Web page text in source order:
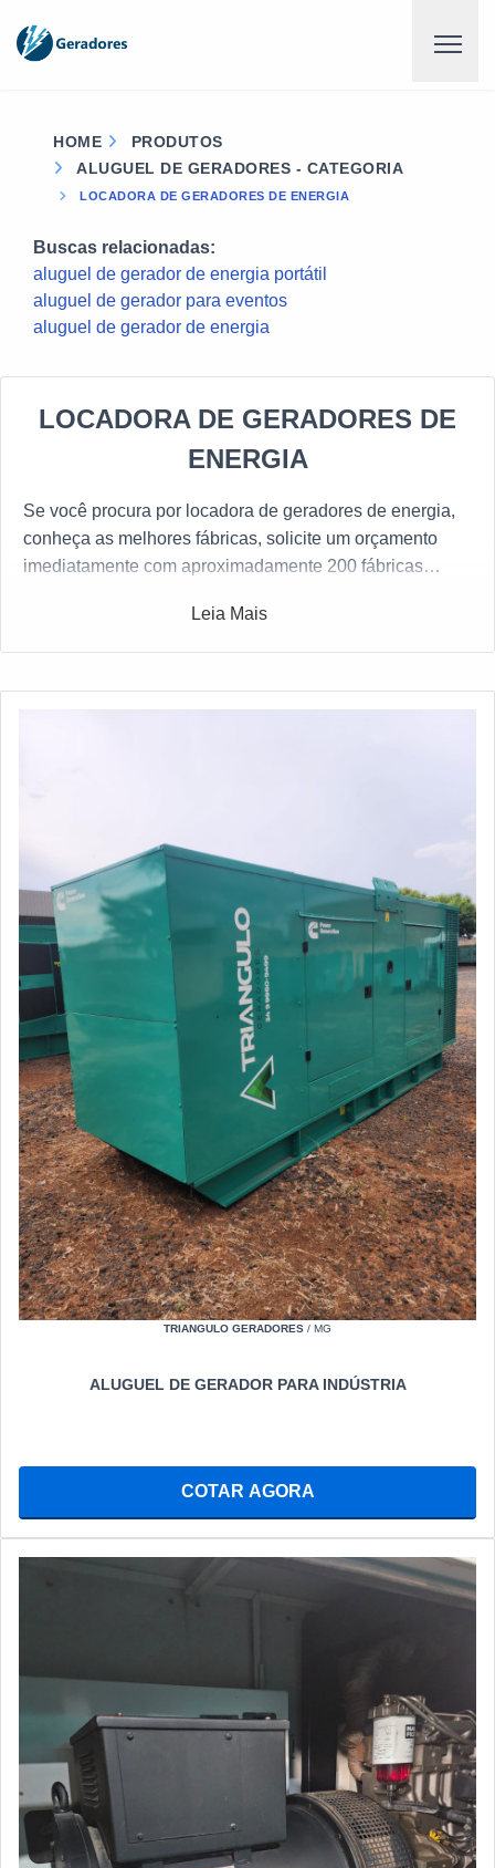
HOME
PRODUTOS
ALUGUEL DE GERADORES - CATEGORIA
LOCADORA DE GERADORES DE ENERGIA
Buscas relacionadas:
aluguel de gerador de energia portátil
aluguel de gerador para eventos
aluguel de gerador de energia
LOCADORA DE GERADORES DE
ENERGIA
Se você procura por locadora de geradores de energia,
conheça as melhores fábricas, solicite um orçamento
imediatamente com aproximadamente 200 fábricas
Leia Mais
TRIANGULO GERADORES / MG
ALUGUEL DE GERADOR PARA INDÚSTRIA
COTAR AGORA